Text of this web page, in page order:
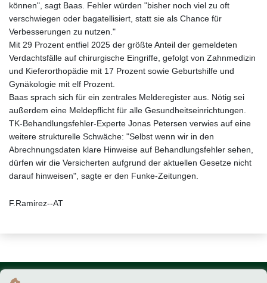
können", sagt Baas. Fehler würden "bisher noch viel zu oft
verschwiegen oder bagatellisiert, statt sie als Chance für
Verbesserungen zu nutzen."
Mit 29 Prozent entfiel 2025 der größte Anteil der gemeldeten
Verdachtsfälle auf chirurgische Eingriffe, gefolgt von Zahnmedizin
und Kieferorthopädie mit 17 Prozent sowie Geburtshilfe und
Gynäkologie mit elf Prozent.
Baas sprach sich für ein zentrales Melderegister aus. Nötig sei
außerdem eine Meldepflicht für alle Gesundheitseinrichtungen.
TK-Behandlungsfehler-Experte Jonas Petersen verwies auf eine
weitere strukturelle Schwäche: "Selbst wenn wir in den
Abrechnungsdaten klare Hinweise auf Behandlungsfehler sehen,
dürfen wir die Versicherten aufgrund der aktuellen Gesetze nicht
darauf hinweisen", sagte er den Funke-Zeitungen.
F.Ramirez--AT